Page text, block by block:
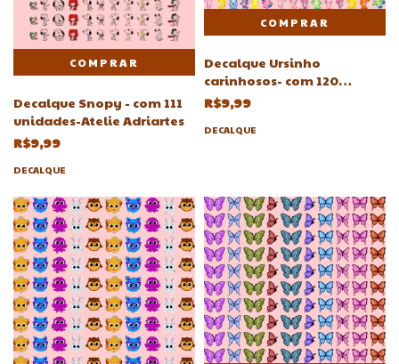
Decalque Snopy - com 111
unidades-Atelie Adriartes
R$9,99
DECALQUE
Decalque Ursinho
carinhosos- com 120
unidades-Atelie Adriartes
R$9,99
DECALQUE